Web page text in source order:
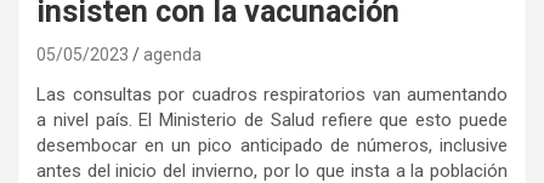
insisten con la vacunación
05/05/2023 agenda
Las consultas por cuadros respiratorios van aumentando
a nivel país. El Ministerio de Salud refiere que esto puede
desembocar en un pico anticipado de números, inclusive
antes del inicio del invierno, por lo que insta a la población